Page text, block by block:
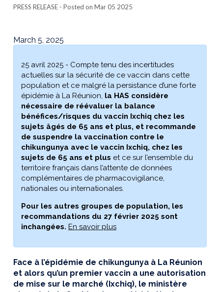
PRESS RELEASE - Posted on Mar 05 2025
March 5, 2025
25 avril 2025 - Compte tenu des incertitudes
actuelles sur la sécurité de ce vaccin dans cette
population et ce malgré la persistance d’une forte
épidémie à La Réunion, la HAS considère
nécessaire de réévaluer la balance
bénéfices/risques du vaccin Ixchiq chez les
sujets âgés de 65 ans et plus, et recommande
de suspendre la vaccination contre le
chikungunya avec le vaccin Ixchiq, chez les
sujets de 65 ans et plus et ce sur l’ensemble du
territoire français dans l’attente de données
complémentaires de pharmacovigilance,
nationales ou internationales.
Pour les autres groupes de population, les
recommandations du 27 février 2025 sont
inchangées. En savoir plus
Face à l’épidémie de chikungunya à La Réunion
et alors qu’un premier vaccin a une autorisation
de mise sur le marché (Ixchiq), le ministère